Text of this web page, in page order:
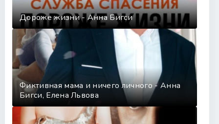
Дороже жизни - Анна Бигси
Фиктивная мама и ничего личного - Анна
Бигси, Елена Львова